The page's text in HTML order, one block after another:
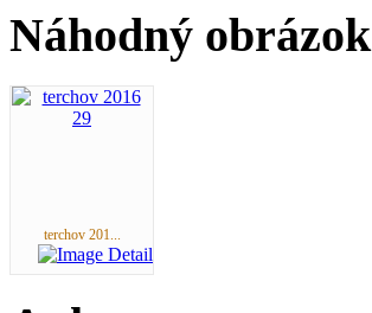
Náhodný obrázok
terchov 201...